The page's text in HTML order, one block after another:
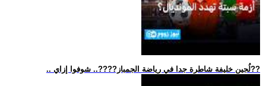
.. لُجين خليفة شاطرة جدا في رياضة الجمباز??‍??.. شوفوا إزاي??